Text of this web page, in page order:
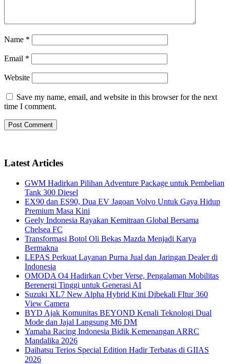
Name *
Email *
Website
Save my name, email, and website in this browser for the next
time I comment.
Latest Articles
GWM Hadirkan Pilihan Adventure Package untuk Pembelian
Tank 300 Diesel
EX90 dan ES90, Dua EV Jagoan Volvo Untuk Gaya Hidup
Premium Masa Kini
Geely Indonesia Rayakan Kemitraan Global Bersama
Chelsea FC
Transformasi Botol Oli Bekas Mazda Menjadi Karya
Bermakna
LEPAS Perkuat Layanan Purna Jual dan Jaringan Dealer di
Indonesia
OMODA O4 Hadirkan Cyber Verse, Pengalaman Mobilitas
Berenergi Tinggi untuk Generasi AI
Suzuki XL7 New Alpha Hybrid Kini Dibekali FItur 360
View Camera
BYD Ajak Komunitas BEYOND Kenali Teknologi Dual
Mode dan Jajal Langsung M6 DM
Yamaha Racing Indonesia Bidik Kemenangan ARRC
Mandalika 2026
Daihatsu Terios Special Edition Hadir Terbatas di GIIAS
2026